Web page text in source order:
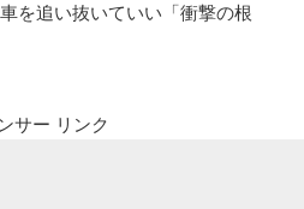
を追い抜いていい「衝撃の根
サー リンク